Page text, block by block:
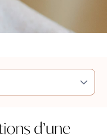
d’une